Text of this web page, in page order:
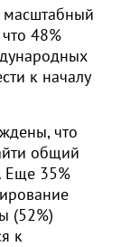
масштабный
48%
к началу
что
общий
Еще 35%
(52%)
к